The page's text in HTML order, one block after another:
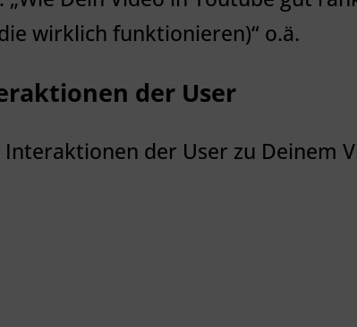
wirklich funktionieren)“ o.ä.
der User
der User zu Deinem